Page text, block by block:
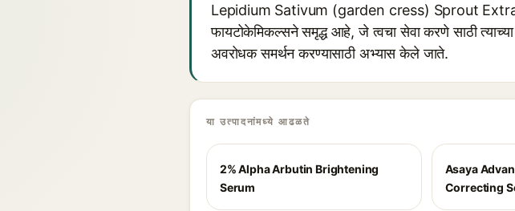
Lepidium Sativum (garden cress) Sprout
फायटोकेमिकल्सने समृद्ध आहे, जे त्वचा सेवा करणे साठी
अवरोधक समर्थन करण्यासाठी अभ्यास केले जाते.
या उत्पादनांमध्ये आढळते
2% Alpha Arbutin Brightening
Serum
Asaya
Correcting